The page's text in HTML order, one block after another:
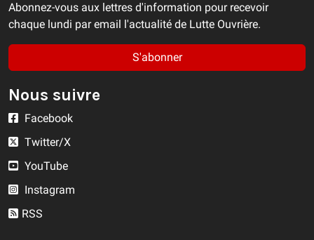
Abonnez-vous aux lettres d'information pour recevoir
chaque lundi par email l'actualité de Lutte Ouvrière.
S'abonner
Nous suivre
Facebook
Twitter/X
YouTube
Instagram
RSS